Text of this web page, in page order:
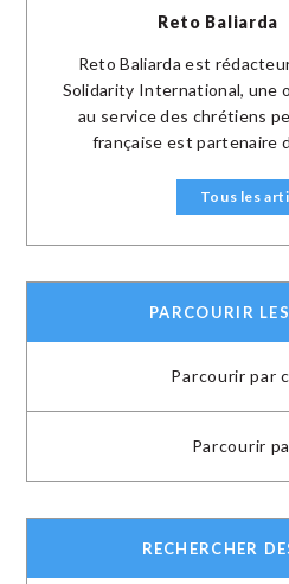
Reto Baliarda
Reto Baliarda est
Solidarity International, une
au service des chrétiens
française est partenaire
Tous les
PARCOURIR
Parcourir par
Parcourir
RECHERCHER